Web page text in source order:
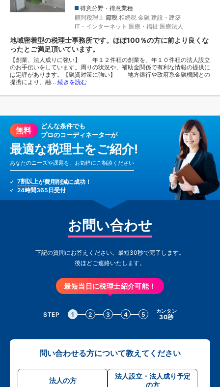
得意分野・得意業種
顧問税理士 節税 相続税 金融 建設・建築
IT・インターネット 医療・福祉 医療法人
地域密着型の税理士事務所です。ほぼ100％の方に前より良くな
ったとご満足頂いています。
【創業、法人成りに強い】 年１２件程の創業を、年１０件程の法人設立
のお手伝いをしています。周りの状況や、補助金関係で有利な情報の提供に
は定評があります。【融資対策に強い】 地方銀行や政府系金融機関との
提携により、融… 続きを読む
無料
どんな条件でも
プロのコーディネーターが
最適な税理士をご紹介!
あなたのニーズや課題を、お気軽にご相談ください
7割以上が費用削減に成功！
24時間365日受付
お問い合わせ
下記の質問にお答えください。最短30秒で完了します。
後ほどご連絡いたします。
最短当日に税理士紹介可能！
STEP 1 2 3 4 5 カンタン
30秒
問い合わせる方について教えてください
法人の方
法人設立・法人成り予定
の方